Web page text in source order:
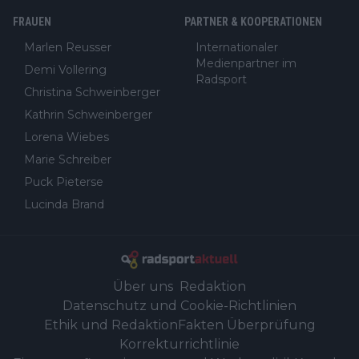
FRAUEN
Marlen Reusser
Demi Vollering
Christina Schweinberger
Kathrin Schweinberger
Lorena Wiebes
Marie Schreiber
Puck Pieterse
Lucinda Brand
PARTNER & KOOPERATIONEN
Internationaler
Medienpartner im
Radsport
Über uns Redaktion
Datenschutz und Cookie-Richtlinien
Ethik und RedaktionFakten Überprüfung
Korrekturrichtlinie